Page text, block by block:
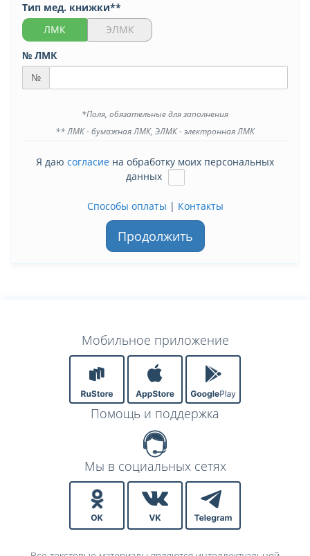
Тип мед. книжки**
ЛМК
ЭЛМК
№ ЛМК
№
*Поля, обязательные для заполнения
** ЛМК - бумажная ЛМК, ЭЛМК - электронная ЛМК
Я даю согласие на обработку моих персональных
данных
Способы оплаты | Контакты
Продолжить
Мобильное приложение
Помощь и поддержка
Мы в социальных сетях